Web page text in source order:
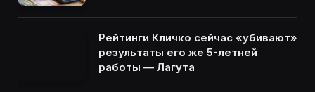
Рейтинги Кличко сейчас «убивают»
результаты его же 5-летней
работы — Лагута